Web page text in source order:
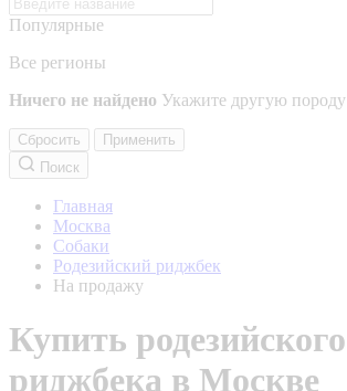
Популярные
Все регионы
Ничего не найдено Укажите другую породу
Сбросить
Применить
Поиск
Главная
Москва
Собаки
Родезийский риджбек
На продажу
Купить родезийского
риджбека в Москве